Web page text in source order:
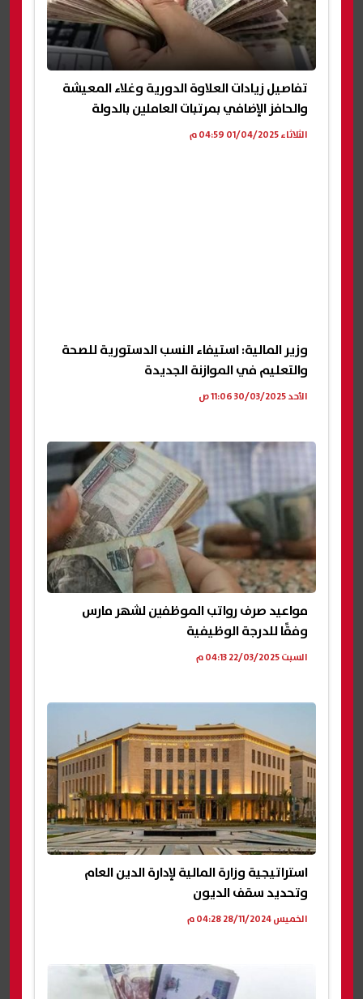
تفاصيل زيادات العلاوة الدورية وغلاء المعيشة
والحافز الإضافي بمرتبات العاملين بالدولة
الثلاثاء 01/04/2025 04:59 م
وزير المالية: استيفاء النسب الدستورية للصحة
والتعليم في الموازنة الجديدة
الأحد 30/03/2025 11:06 ص
مواعيد صرف رواتب الموظفين لشهر مارس
وفقًا للدرجة الوظيفية
السبت 22/03/2025 04:13 م
استراتيجية وزارة المالية لإدارة الدين العام
وتحديد سقف الديون
الخميس 28/11/2024 04:28 م